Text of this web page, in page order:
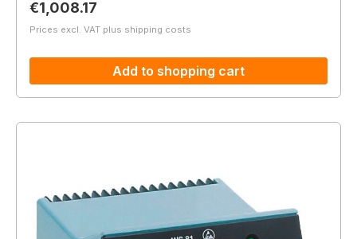
Regular price:
€1,008.17
Prices excl. VAT plus shipping costs
Add to shopping cart